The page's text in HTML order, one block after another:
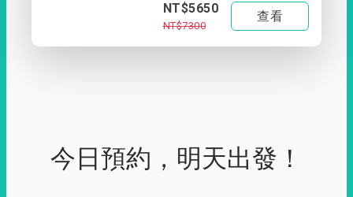
NT$5650
NT$7300
查看
今日預約，明天出發！